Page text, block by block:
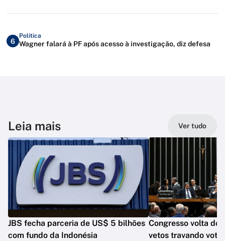
6
Política
Wagner falará à PF após acesso à investigação, diz defesa
Leia mais Ver tudo
JBS fecha parceria de US$ 5 bilhões
com fundo da Indonésia
Congresso volta do
vetos travando